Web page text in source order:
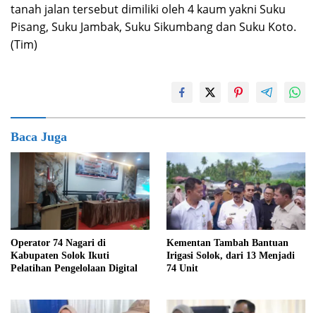
tanah jalan tersebut dimiliki oleh 4 kaum yakni Suku
Pisang, Suku Jambak, Suku Sikumbang dan Suku Koto.
(Tim)
Baca Juga
Operator 74 Nagari di
Kabupaten Solok Ikuti
Pelatihan Pengelolaan Digital
Kementan Tambah Bantuan
Irigasi Solok, dari 13 Menjadi
74 Unit